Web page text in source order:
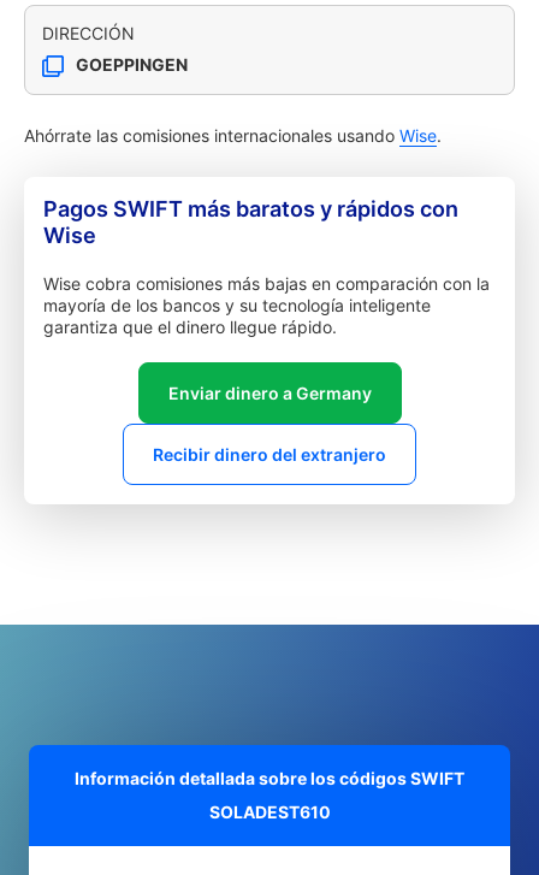
DIRECCIÓN
GOEPPINGEN
Ahórrate las comisiones internacionales usando Wise.
Pagos SWIFT más baratos y rápidos con
Wise
Wise cobra comisiones más bajas en comparación con la
mayoría de los bancos y su tecnología inteligente
garantiza que el dinero llegue rápido.
Enviar dinero a Germany
Recibir dinero del extranjero
Información detallada sobre los códigos SWIFT
SOLADEST610